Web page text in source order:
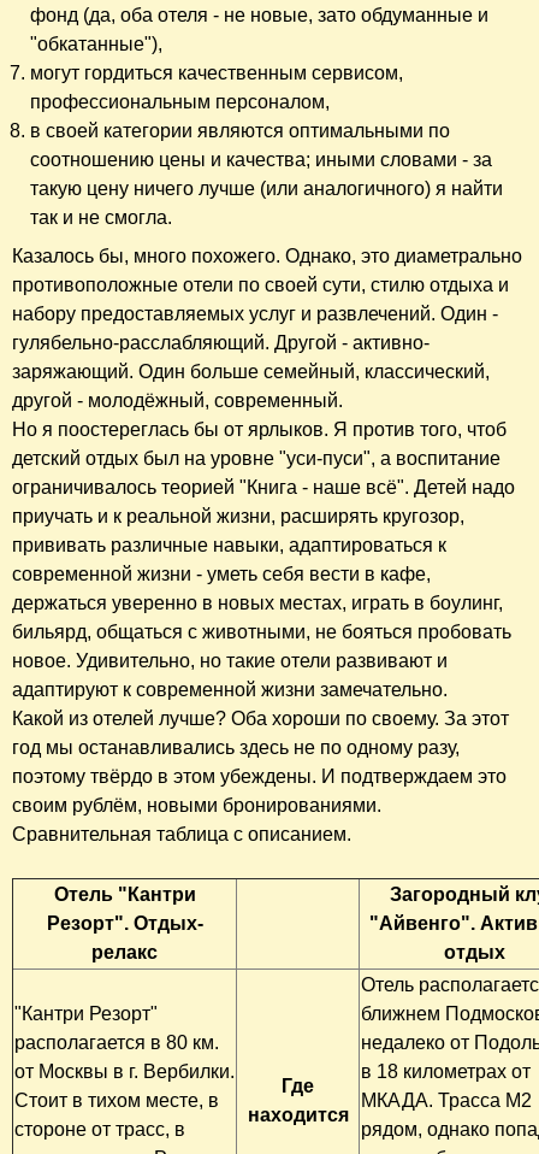
фонд (да, оба отеля - не новые, зато обдуманные и
"обкатанные"),
могут гордиться качественным сервисом,
профессиональным персоналом,
в своей категории являются оптимальными по
соотношению цены и качества; иными словами - за
такую цену ничего лучше (или аналогичного) я найти
так и не смогла.
Казалось бы, много похожего. Однако, это диаметрально
противоположные отели по своей сути, стилю отдыха и
набору предоставляемых услуг и развлечений. Один -
гулябельно-расслабляющий. Другой - активно-
заряжающий. Один больше семейный, классический,
другой - молодёжный, современный.
Но я поостереглась бы от ярлыков. Я против того, чтоб
детский отдых был на уровне "уси-пуси", а воспитание
ограничивалось теорией "Книга - наше всё". Детей надо
приучать и к реальной жизни, расширять кругозор,
прививать различные навыки, адаптироваться к
современной жизни - уметь себя вести в кафе,
держаться уверенно в новых местах, играть в боулинг,
бильярд, общаться с животными, не бояться пробовать
новое. Удивительно, но такие отели развивают и
адаптируют к современной жизни замечательно.
Какой из отелей лучше? Оба хороши по своему. За этот
год мы останавливались здесь не по одному разу,
поэтому твёрдо в этом убеждены. И подтверждаем это
своим рублём, новыми бронированиями.
Сравнительная таблица с описанием.
Отель "Кантри
Резорт". Отдых-
релакс
Загородный
"Айвенго".
отдых
"Кантри Резорт"
располагается в 80 км.
от Москвы в г. Вербилки.
Стоит в тихом месте, в
стороне от трасс, в
Где
находится
Отель
ближнем
недалеко от
в 18 километрах от
МКАДА. Трасса М2
рядом, однако